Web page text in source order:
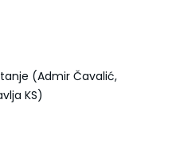
(Admir Čavalić,
KS)